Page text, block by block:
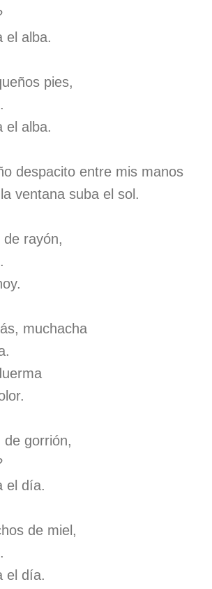
el alba.
pies,
el alba.
despacito entre mis manos
ventana suba el sol.
de rayón,
muchacha
de gorrión,
el día.
de miel,
el día.